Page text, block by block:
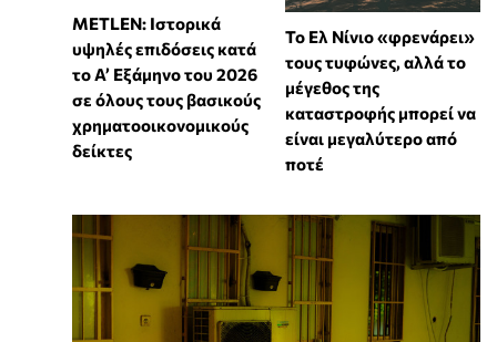
METLEN: Ιστορικά
υψηλές επιδόσεις κατά
το Α’ Εξάμηνο του 2026
σε όλους τους βασικούς
χρηματοοικονομικούς
δείκτες
Το Ελ Νίνιο «φρενάρει»
τους τυφώνες, αλλά το
μέγεθος της
καταστροφής μπορεί να
είναι μεγαλύτερο από
ποτέ